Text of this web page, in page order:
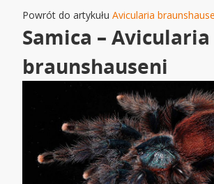
Powrót do artykułuAvicularia
Samica – Avicularia
braunshauseni